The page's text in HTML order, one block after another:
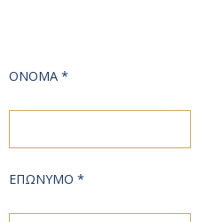
ΟΝΟΜΑ *
ΕΠΩΝΥΜΟ *